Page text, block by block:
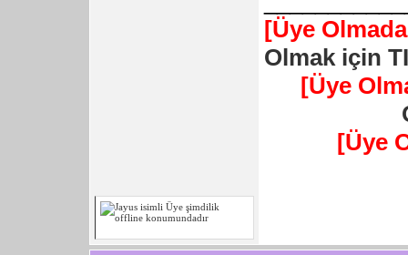
[Üye
Olmak için
[Üye
[Üye